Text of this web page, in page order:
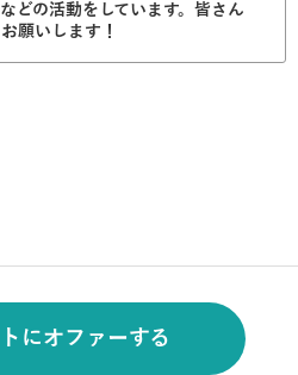
どの活動をしています。皆さん
願いします！
にオファーする